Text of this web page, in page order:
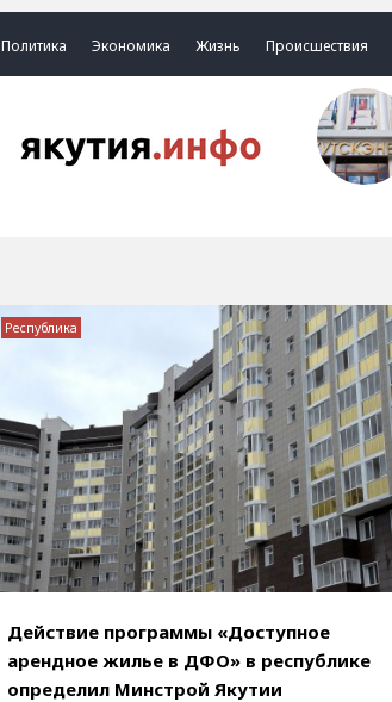
Политика Экономика Жизнь Происшествия
Действие программы «Доступное
арендное жилье в ДФО» в республике
определил Минстрой Якутии
Республика